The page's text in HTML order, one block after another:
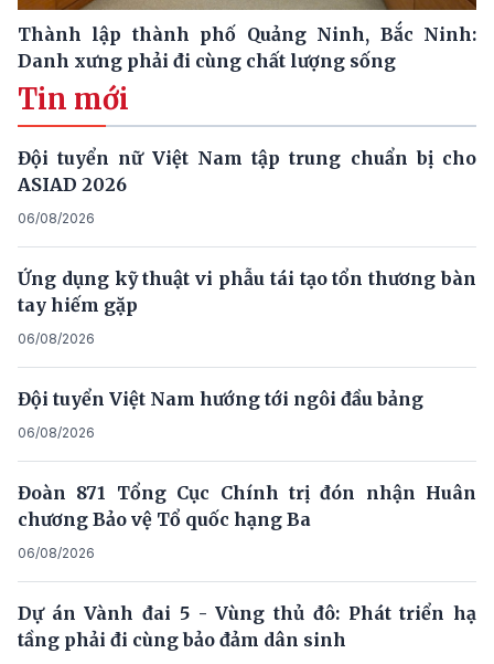
Thành lập thành phố Quảng Ninh, Bắc Ninh:
Danh xưng phải đi cùng chất lượng sống
Tin mới
Đội tuyển nữ Việt Nam tập trung chuẩn bị cho
ASIAD 2026
06/08/2026
Ứng dụng kỹ thuật vi phẫu tái tạo tổn thương bàn
tay hiếm gặp
06/08/2026
Đội tuyển Việt Nam hướng tới ngôi đầu bảng
06/08/2026
Đoàn 871 Tổng Cục Chính trị đón nhận Huân
chương Bảo vệ Tổ quốc hạng Ba
06/08/2026
Dự án Vành đai 5 - Vùng thủ đô: Phát triển hạ
tầng phải đi cùng bảo đảm dân sinh